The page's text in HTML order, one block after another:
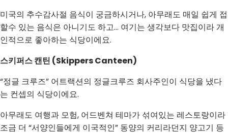
미국의 추수감사절 음식이 궁금하시거나, 아무래도 매일 쉽게 접
할수 있는 음식은 아니기도 하고... 여기는 생각보다 맛집이라 개
인적으로 좋아하는 식당이에요.
스키퍼스 캔틴 (Skippers Canteen)
“정글 크루즈” 어트랙션의 정글크루즈 회사주인이 식당을 냈다
는 컨셉의 식당이에요.
아무래도 여행과 모험, 어드벤쳐 테마가 섞여있는 레스토랑이라
조금 더 “서양인들에게 이국적인” 동양의 커리라던지 양고기 등